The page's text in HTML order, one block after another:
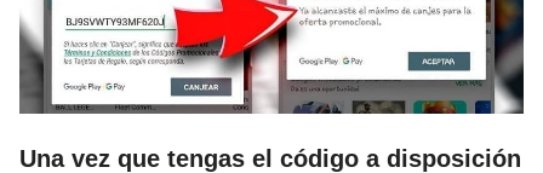
Una vez que tengas el código a disposición